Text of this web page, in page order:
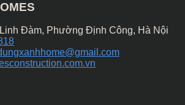
Đàm, Phường Định Công, Hà Nội